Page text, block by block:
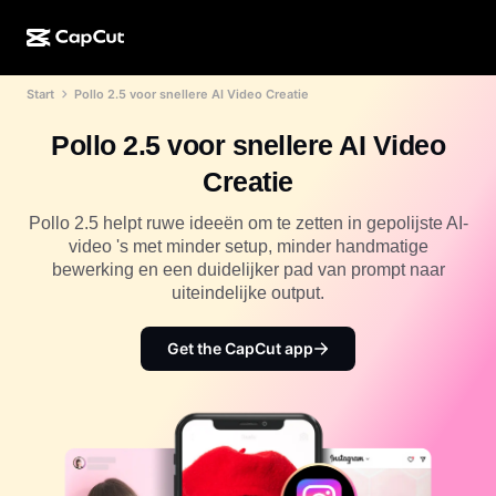
CapCut Pad
CapCut Mobiel
AI-ontwerp
AI-videogenerator
AI-afbeeldingengenerator
AI-afbeeldingsverbeteraar
Nano Banana Pro
Gemini Omni
AI-tools
Afbeeldingseditor en -generator
Spraakgenerator en -editor
Sociale media
Feestdagensjablonen
Meer
Jubileumsjablonen
Effectsjablonen
Community
Initiatieven
Partners
Pioniersprogramma
Creatief partnerprogramma
CapCut Creatieve Campus
Start Pollo 2.5 voor snellere AI Video Creatie
Pollo 2.5 voor snellere AI Video
Creatie
Pollo 2.5 helpt ruwe ideeën om te zetten in gepolijste AI-
video 's met minder setup, minder handmatige
bewerking en een duidelijker pad van prompt naar
uiteindelijke output.
Get the CapCut app